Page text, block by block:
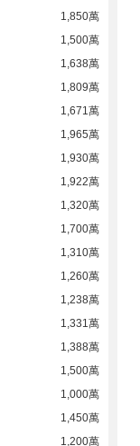
1,850萬
1,500萬
1,638萬
1,809萬
1,671萬
1,965萬
1,930萬
1,922萬
1,320萬
1,700萬
1,310萬
1,260萬
1,238萬
1,331萬
1,388萬
1,500萬
1,000萬
1,450萬
1,200萬